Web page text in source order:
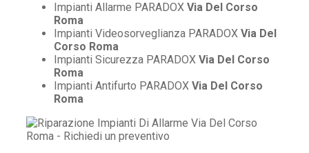
Impianti Allarme PARADOX Via Del Corso
Roma
Impianti Videosorveglianza PARADOX Via Del
Corso Roma
Impianti Sicurezza PARADOX Via Del Corso
Roma
Impianti Antifurto PARADOX Via Del Corso
Roma